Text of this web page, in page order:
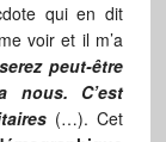
qui en dit
voir et il m’a
peut-être
nous. C’est
(…). Cet